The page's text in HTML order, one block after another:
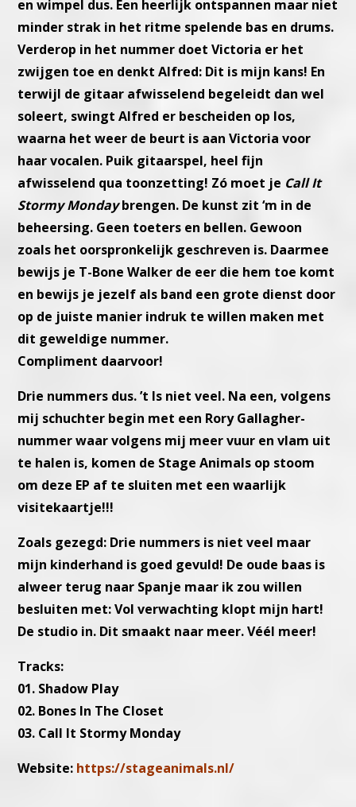
en wimpel dus. Een heerlijk ontspannen maar niet
minder strak in het ritme spelende bas en drums.
Verderop in het nummer doet Victoria er het
zwijgen toe en denkt Alfred: Dit is mijn kans! En
terwijl de gitaar afwisselend begeleidt dan wel
soleert, swingt Alfred er bescheiden op los,
waarna het weer de beurt is aan Victoria voor
haar vocalen. Puik gitaarspel, heel fijn
afwisselend qua toonzetting! Zó moet je Call It
Stormy Mondaybrengen. De kunst zit ‘m in de
beheersing. Geen toeters en bellen. Gewoon
zoals het oorspronkelijk geschreven is. Daarmee
bewijs je T-Bone Walker de eer die hem toe komt
en bewijs je jezelf als band een grote dienst door
op de juiste manier indruk tewillen maken met
dit geweldige nummer.
Compliment daarvoor!
Drie nummers dus. ’t Is niet veel. Na een, volgens
mij schuchter begin met een Rory Gallagher-
nummer waar volgens mij meer vuur en vlam uit
te halen is, komen de Stage Animals op stoom
om deze EP af te sluiten met een waarlijk
visitekaartje!!!
Zoals gezegd: Drie nummers is niet veel maar
mijn kinderhand is goed gevuld! De oude baas is
alweer terug naar Spanje maar ik zou willen
besluiten met: Vol verwachting klopt mijn hart!
De studio in. Dit smaakt naar meer. Véél meer!
Tracks:
01. Shadow Play
02. Bones In The Closet
03. Call It Stormy Monday
Website: https://stageanimals.nl/